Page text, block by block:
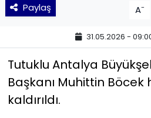
Paylaş A-
31.05.2026 -
Tutuklu Antalya
Başkanı Muhittin
kaldırıldı.
GÜNCEL
KÜLTÜR SANAT
MAGAZİN
POLİTİKA